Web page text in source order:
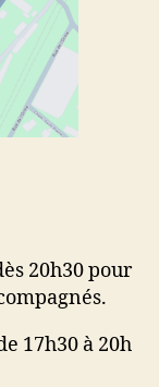
20h30 pour
17h30 à 20h